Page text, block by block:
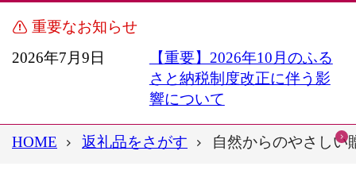
重要なお知らせ
2026年7月9日
【重要】2026年10月のふる
さと納税制度改正に伴う影
響について
HOME 返礼品をさがす 自然からのやさしい